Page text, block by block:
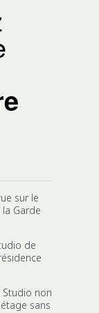
sur le
Garde
de
Studio non
sans